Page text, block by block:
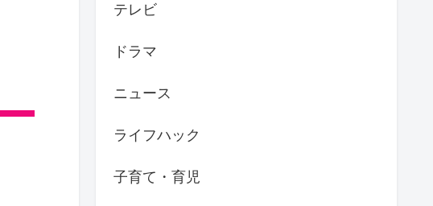
テレビ
ドラマ
ニュース
ライフハック
子育て・育児